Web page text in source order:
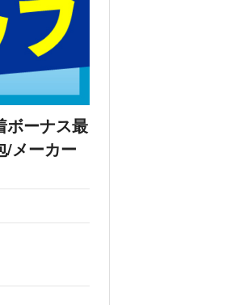
ーナス最
/メーカー